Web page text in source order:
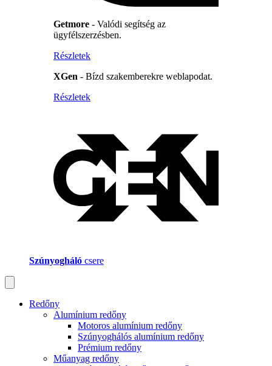
Getmore - Valódi segítség az
ügyfélszerzésben.
Részletek
XGen - Bízd szakemberekre weblapodat.
Részletek
Szúnyogháló csere
Redőny
Alumínium redőny
Motoros alumínium redőny
Szúnyoghálós alumínium redőny
Prémium redőny
Műanyag redőny